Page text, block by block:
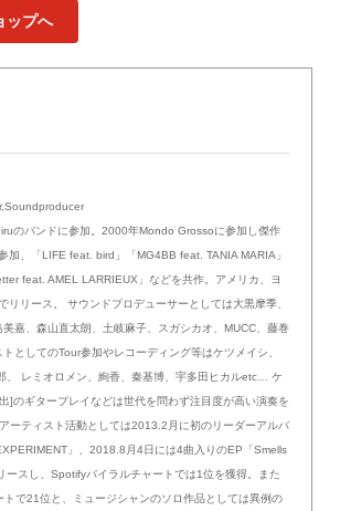
ップへ
のバンドに参加。2000年Mondo Grossoに参加し傑作
加、「LIFE feat. bird」「MG4BB feat. TANIA MARIA」
feat. AMEL LARRIEUX」などを共作。アメリカ、ヨ
リリース。 サウンドプロデューサーとしては大黒摩季、
嘉、森山直太朗、土岐麻子、スガシカオ、MUCC、藤巻
としてのTour参加やレコーディング等はケツメイシ、
、 レミオロメン、絢香、秦基博、宇多田ヒカルetc… ケ
]のギタープレイなどは世代を問わず注目度が高い演奏を
ーティスト活動としては2013.2月に初のリーダーアルバ
」、2018.8月4日には4曲入りのEP「Smells
ースし、Spotifyバイラルチャートでは1位を獲得。また
で21位と、ミュージシャンのソロ作品としては異例の